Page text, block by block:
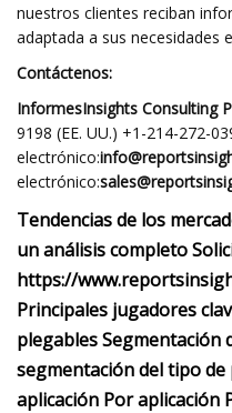
nuestros clientes reciban
adaptada a sus necesidades
Contáctenos:
InformesInsights Consulting
9198 (EE. UU.) +1-214-272-
electrónico:
electrónico:
Tendencias de los
un análisis completo
https://
Principales jugadores
plegables Segmentación
segmentación del tipo
aplicación Por aplicación